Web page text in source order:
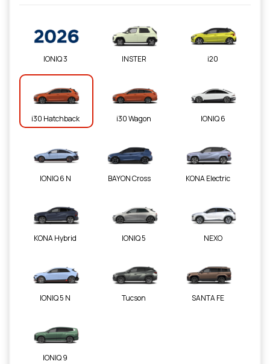
IONIQ 3 INSTER i20
i30 Hatchback i30 Wagon IONIQ 6
IONIQ 6 N BAYON Cross KONA Electric
KONA Hybrid IONIQ 5 NEXO
IONIQ 5 N Tucson SANTA FE
IONIQ 9